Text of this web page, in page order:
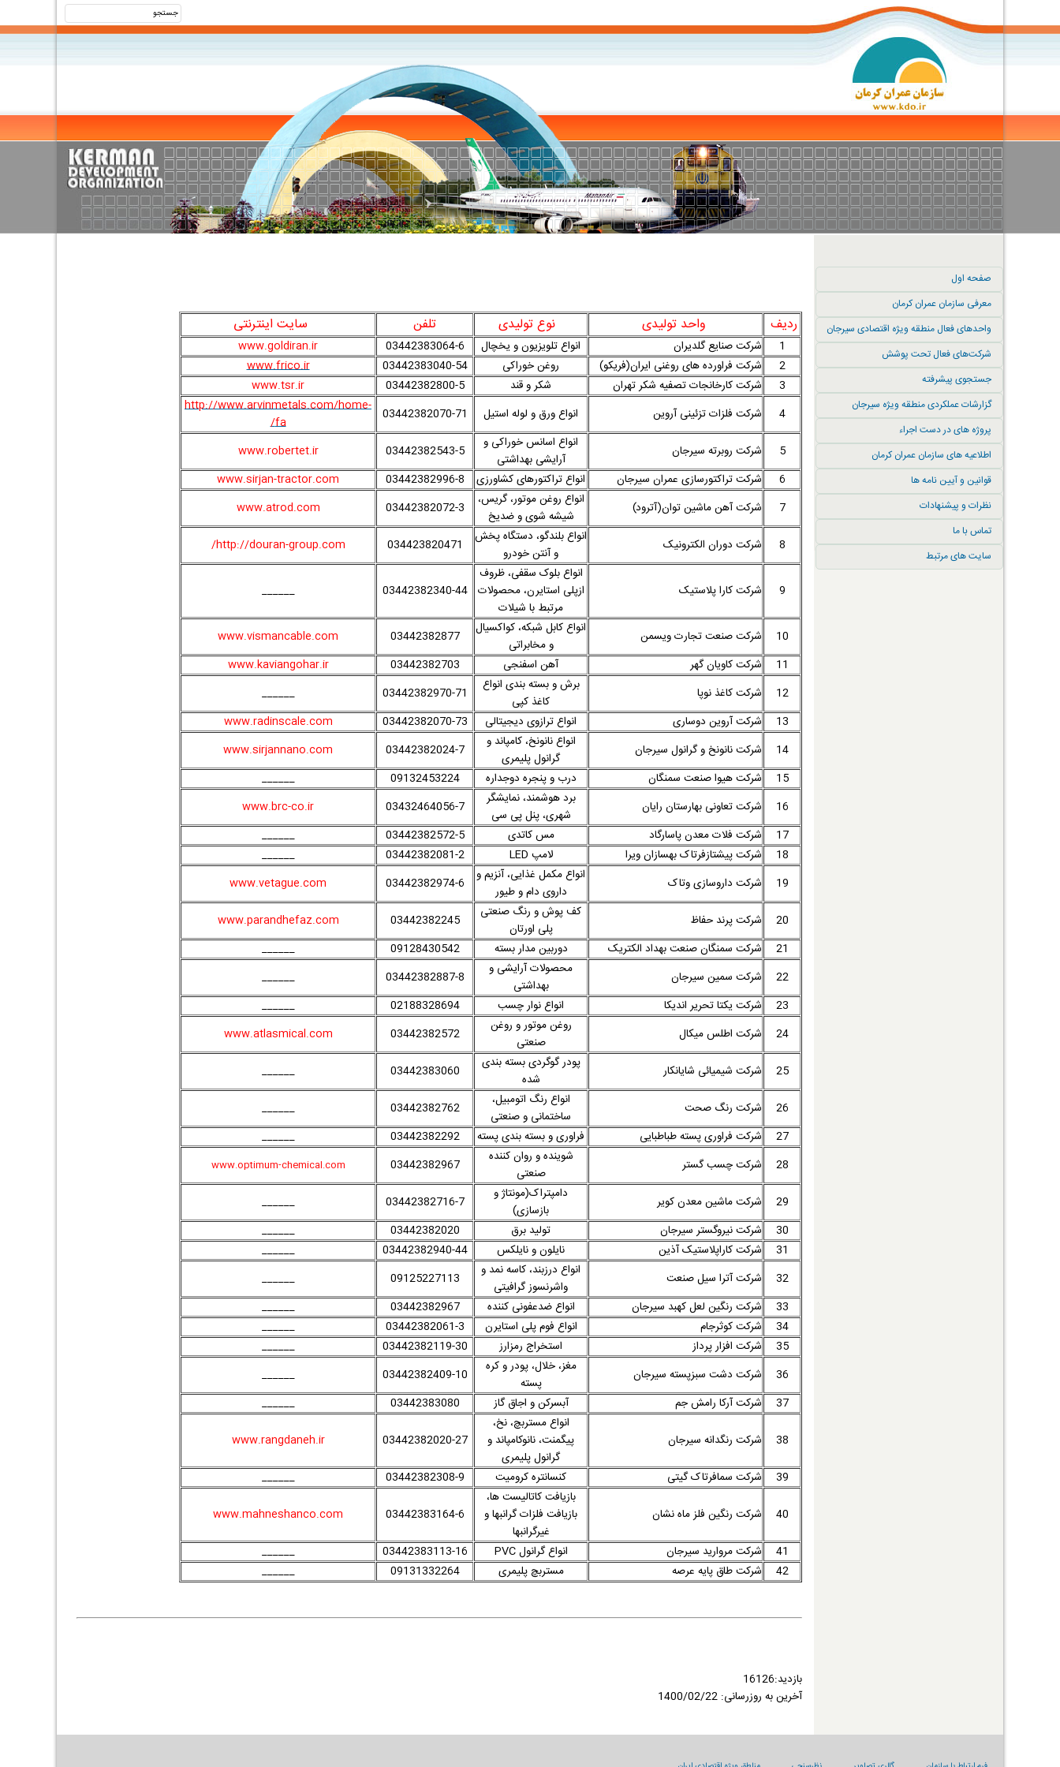
صفحه اول
معرفی سازمان عمران کرمان
واحدهای فعال منطقه ویژه اقتصادی سیرجان
شرکت‌های فعال تحت پوشش
جستجوی پیشرفته
گزارشات عملکردی منطقه ویژه سیرجان
پروژه های در دست اجراء
اطلاعیه های سازمان عمران کرمان
قوانین و آیین نامه ها
نظرات و پیشنهادات
تماس با ما
سایت های مرتبط
ردیف واحد تولیدی نوع تولیدی تلفن سایت اینترنتی
1 شرکت صنایع گلدیران انواع تلویزیون و یخچال 03442383064-6
www.goldiran.ir
2
شرکت فراورده های روغنی ایران(فریکو) روغن خوراکی 03442383040-54
www.frico.ir
3
شرکت کارخانجات تصفیه شکر تهران شکر و قند 03442382800-5
www.tsr.ir
4
شرکت فلزات تزئینی آروین انواع ورق و لوله استیل 03442382070-71
http://www.arvinmetals.com/home-
fa/
5
شرکت روبرته سیرجان
انواع اسانس خوراکی و
آرایشی بهداشتی
03442382543-5
www.robertet.ir
6
شرکت تراکتورسازی عمران سیرجان انواع تراکتورهای کشاورزی 03442382996-8
www.sirjan-tractor.com
7
شرکت آهن ماشین توان(آترود)
انواع روغن موتور، گریس،
شیشه شوی و ضدیخ
03442382072-3
www.atrod.com
8 شرکت دوران الکترونیک
انواع بلندگو، دستگاه پخش
و آنتن خودرو
034423820471
http://douran-group.com/
9 شرکت کارا پلاستیک
انواع بلوک سقفی، ظروف
ازپلی استایرن، محصولات
مرتبط با شیلات
03442382340-44
______
10 شرکت صنعت تجارت ویسمن
انواع کابل شبکه، کواکسیال
و مخابراتی
03442382877
www.vismancable.com
11
شرکت کاویان گهر آهن اسفنجی 03442382703
www.kaviangohar.ir
12
شرکت کاغذ نوپا
برش و بسته بندی انواع
کاغذ کپی
03442382970-71
______
13
شرکت آروین دوساری انواع ترازوی دیجیتالی 03442382070-73
www.radinscale.com
14
شرکت نانونخ و گرانول سیرجان
انواع نانونخ، کامپاند و
گرانول پلیمری
03442382024-7
www.sirjannano.com
15
شرکت هیوا صنعت سمنگان درب و پنجره دوجداره 09132453224
______
16
شرکت تعاونی بهارستان رایان
برد هوشمند، نمایشگر
شهری، پنل پی سی
03432464056-7
www.brc-co.ir
17
شرکت فلات معدن پاسارگاد مس کاتدی 03442382572-5
______
18
شرکت پیشتازفرتاک بهسازان ویرا لامپ LED 03442382081-2
______
19
شرکت داروسازی وتاک
انواع مکمل غذایی، آنزیم و
داروی دام و طیور
03442382974-6
www.vetague.com
20 شرکت پرند حفاظ
کف پوش و رنگ صنعتی
پلی اورتان
03442382245
www.parandhefaz.com
21
شرکت سمنگان صنعت بهداد الکتریک دوربین مدار بسته 09128430542
______
22
شرکت سمین سیرجان
محصولات آرایشی و
بهداشتی
03442382887-8
______
23
شرکت یکتا تحریر اندیکا انواع نوار چسب 02188328694
______
24
شرکت اطلس میکال
روغن موتور و روغن
صنعتی
03442382572
www.atlasmical.com
25 شرکت شیمیائی شایانکار
پودر گوگردی بسته بندی
شده
03442383060
______
26 شرکت رنگ صحت
انواع رنگ اتومبیل،
ساختمانی و صنعتی
03442382762
______
27
شرکت فراوری پسته طباطبایی فراوری و بسته بندی پسته 03442382292
______
28
شرکت چسب گستر
شوینده و روان کننده
صنعتی
03442382967
www.optimum-chemical.com
29 شرکت ماشین معدن کویر
دامپتراک(مونتاژ و
بازسازی)
03442382716-7
______
30
شرکت نیروگستر سیرجان تولید برق 03442382020
______
31
شرکت کاراپلاستیک آذین نایلون و نایلکس 03442382940-44
______
32
شرکت آترا سیل صنعت
انواع درزبند، کاسه نمد و
واشرنسوز گرافیتی
09125227113
______
33
شرکت رنگین لعل کهبد سیرجان انواع ضدعفونی کننده 03442382967
______
34
شرکت کوثرجام انواع فوم پلی استایرن 03442382061-3
______
35
شرکت افزار پرداز استخراج رمزارز 03442382119-30
______
36
شرکت دشت سبزپسته سیرجان
مغز، خلال، پودر و کره
پسته
03442382409-10
______
37
شرکت آرکا رامش جم آبسرکن و اجاق گاز 03442383080
______
38 شرکت رنگدانه سیرجان
انواع مستربچ، نخ،
پیگمنت، نانوکامپاند و
گرانول پلیمری
03442382020-27
www.rangdaneh.ir
39 شرکت سمافرتاک گیتی کنسانتره کرومیت 03442382308-9
______
40 شرکت رنگین فلز ماه نشان
بازیافت کاتالیست ها،
بازیافت فلزات گرانبها و
غیرگرانبها
03442383164-6
www.mahneshanco.com
41 شرکت مروارید سیرجان انواع گرانول PVC 03442383113-16
______
42
شرکت طاق پایه عرصه مستربچ پلیمری 09131332264
______
بازدید:16126
آخرین به روزرسانی: